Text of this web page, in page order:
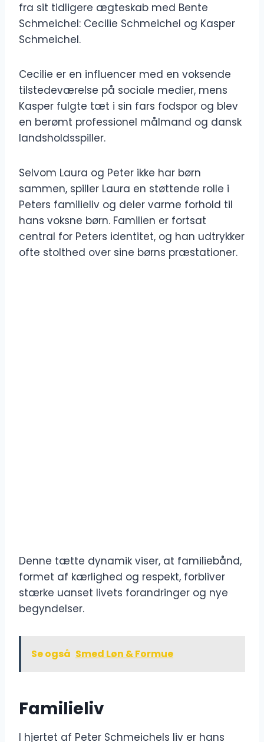
fra sit tidligere ægteskab med Bente
Schmeichel: Cecilie Schmeichel og Kasper
Schmeichel.
Cecilie er en influencer med en voksende
tilstedeværelse på sociale medier, mens
Kasper fulgte tæt i sin fars fodspor og blev
en berømt professionel målmand og dansk
landsholdsspiller.
Selvom Laura og Peter ikke har børn
sammen, spiller Laura en støttende rolle i
Peters familieliv og deler varme forhold til
hans voksne børn. Familien er fortsat
central for Peters identitet, og han udtrykker
ofte stolthed over sine børns præstationer.
Denne tætte dynamik viser, at familiebånd,
formet af kærlighed og respekt, forbliver
stærke uanset livets forandringer og nye
begyndelser.
Se også Smed Løn & Formue
Familieliv
I hjertet af Peter Schmeichels liv er hans